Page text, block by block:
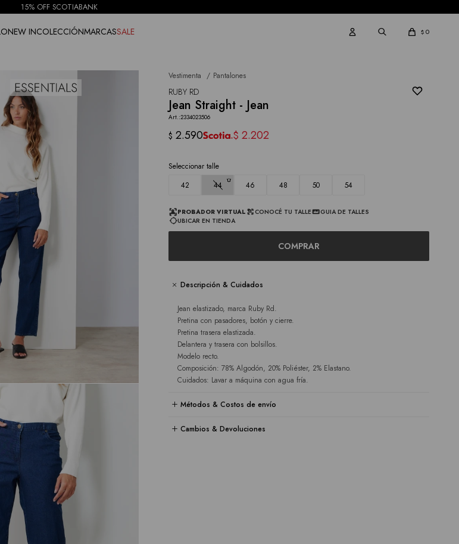
15% OFF SCOTIABANK
NEW INCOLECCIÓNMARCASSALE $ 0
Vestimenta Pantalones
RUBY RD
Jean Straight - Jean
2334023506
$ 2.590 $ 2.202
Seleccionar talle
42
44 46 48 50 54
PROBADOR VIRTUAL CONOCÉ TU TALLE
GUIA DE TALLES
UBICAR EN TIENDA
COMPRAR
Descripción & Cuidados
Jean elastizado, marca Ruby Rd.
Pretina con pasadores, botón y cierre.
Pretina trasera elastizada.
Delantera y trasera con bolsillos.
Modelo recto.
Composición: 78% Algodón, 20% Poliéster, 2% Elastano.
Cuidados: Lavar a máquina con agua fría.
Métodos & Costos de envío
Cambios & Devoluciones
NOTIFICARME